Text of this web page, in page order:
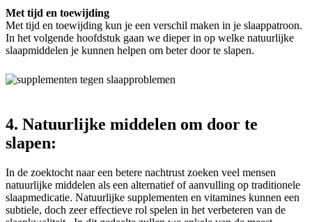
Met tijd en toewijding
Met tijd en toewijding kun je een verschil maken in je slaappatroon.
In het volgende hoofdstuk gaan we dieper in op welke natuurlijke
slaapmiddelen je kunnen helpen om beter door te slapen.
4. Natuurlijke middelen om door te
slapen:
In de zoektocht naar een betere nachtrust zoeken veel mensen
natuurlijke middelen als een alternatief of aanvulling op traditionele
slaapmedicatie. Natuurlijke supplementen en vitamines kunnen een
subtiele, doch zeer effectieve rol spelen in het verbeteren van de